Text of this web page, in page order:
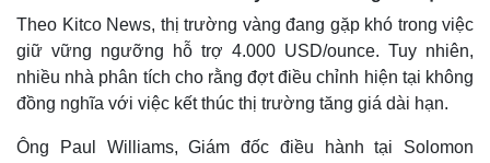
Theo Kitco News, thị trường vàng đang gặp khó trong việc
giữ vững ngưỡng hỗ trợ 4.000 USD/ounce. Tuy nhiên,
nhiều nhà phân tích cho rằng đợt điều chỉnh hiện tại không
đồng nghĩa với việc kết thúc thị trường tăng giá dài hạn.
Ông Paul Williams, Giám đốc điều hành tại Solomon